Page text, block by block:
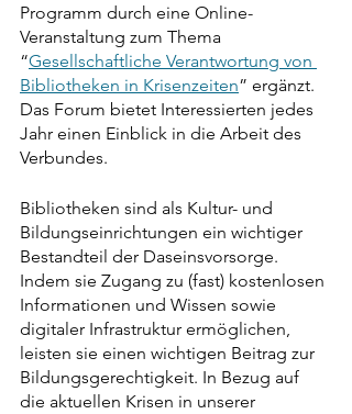
Programm durch eine Online-
Veranstaltung zum Thema
“Gesellschaftliche Verantwortung von
Bibliotheken in Krisenzeiten” ergänzt.
Das Forum bietet Interessierten jedes
Jahr einen Einblick in die Arbeit des
Verbundes.
Bibliotheken sind als Kultur- und
Bildungseinrichtungen ein wichtiger
Bestandteil der Daseinsvorsorge.
Indem sie Zugang zu (fast) kostenlosen
Informationen und Wissen sowie
digitaler Infrastruktur ermöglichen,
leisten sie einen wichtigen Beitrag zur
Bildungsgerechtigkeit. In Bezug auf
die aktuellen Krisen in unserer